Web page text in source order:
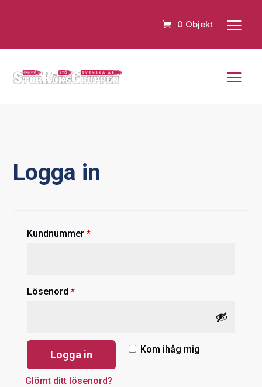
0 Objekt
Logga in
Kundnummer*Obligatoriskt
Lösenord*Obligatoriskt
Kom ihåg mig
Logga in
Glömt ditt lösenord?